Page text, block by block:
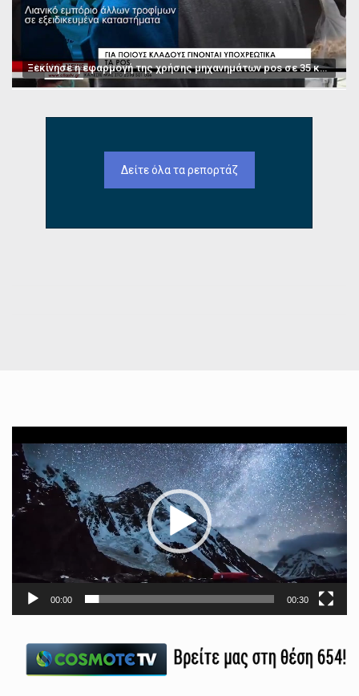
Ξεκίνησε η εφαρμογή της χρήσης μηχανημάτων pos σε 35 κατηγορίες επαγγελμάτων
Δείτε όλα τα ρεπορτάζ
Αναπαραγωγής
Βίντεο
00:00 00:30